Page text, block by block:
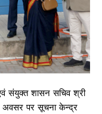
संयुक्त शासन सचिव श्री
अवसर पर सूचना केन्द्र